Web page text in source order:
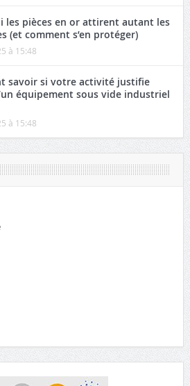
les pièces en or attirent autant les
(et comment s’en protéger)
à 15:48
savoir si votre activité justifie
équipement sous vide industriel
à 15:48